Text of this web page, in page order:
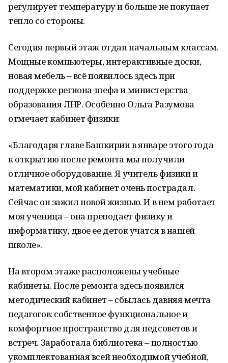
регулирует температуру и больше не покупает
тепло со стороны.
Сегодня первый этаж отдан начальным классам.
Мощные компьютеры, интерактивные доски,
новая мебель – всё появилось здесь при
поддержке региона-шефа и министерства
образования ЛНР. Особенно Ольга Разумова
отмечает кабинет физики:
«Благодаря главе Башкирии в январе этого года
к открытию после ремонта мы получили
отличное оборудование. Я учитель физики и
математики, мой кабинет очень пострадал.
Сейчас он зажил новой жизнью. И в нем работает
моя ученица – она преподает физику и
информатику, двое ее деток учатся в нашей
школе».
На втором этаже расположены учебные
кабинеты. После ремонта здесь появился
методический кабинет – сбылась давняя мечта
педагогов: собственное функциональное и
комфортное пространство для педсоветов и
встреч. Заработала библиотека – полностью
укомплектованная всей необходимой учебной,